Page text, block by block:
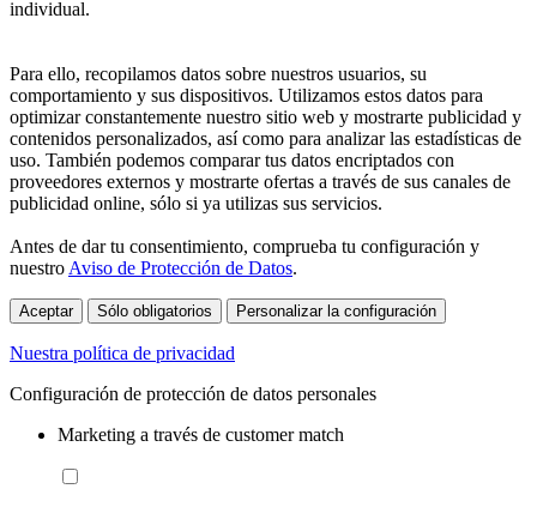
individual.
Para ello, recopilamos datos sobre nuestros usuarios, su
comportamiento y sus dispositivos. Utilizamos estos datos para
optimizar constantemente nuestro sitio web y mostrarte publicidad y
contenidos personalizados, así como para analizar las estadísticas de
uso. También podemos comparar tus datos encriptados con
proveedores externos y mostrarte ofertas a través de sus canales de
publicidad online, sólo si ya utilizas sus servicios.
Antes de dar tu consentimiento, comprueba tu configuración y
nuestro Aviso de Protección de Datos.
Aceptar Sólo obligatorios Personalizar la configuración
Nuestra política de privacidad
Configuración de protección de datos personales
Marketing a través de customer match